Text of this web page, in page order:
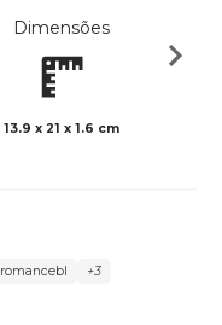
Dimensões
13.9 x 21 x 1.6 cm
romancebl +3